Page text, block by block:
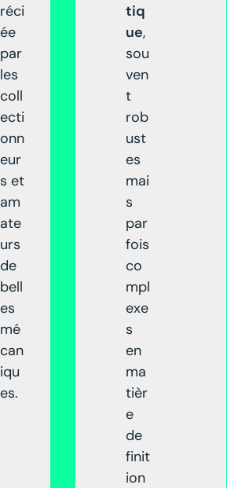
réci
ée
par
les
coll
ecti
onn
eur
s et
am
ate
urs
de
bell
es
mé
can
iqu
es.
tiq
ue,
sou
ven
t
rob
ust
es
mai
s
par
fois
co
mpl
exe
s
en
ma
tièr
e
de
finit
ion